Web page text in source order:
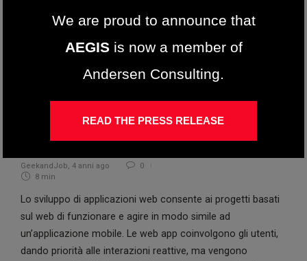
Tecnologie
Sviluppo di Web App: Tutto Quello
che Devi Sapere
GeekandJob, 4 anni ago
0
8 min
Lo sviluppo di applicazioni web consente ai progetti basati
sul web di funzionare e agire in modo simile ad
un’applicazione mobile. Le web app coinvolgono gli utenti,
dando priorità alle interazioni reattive, ma vengono
We are proud to announce that
AEGISis now a member of
Andersen Consulting.
READ THE PRESS RELEASE